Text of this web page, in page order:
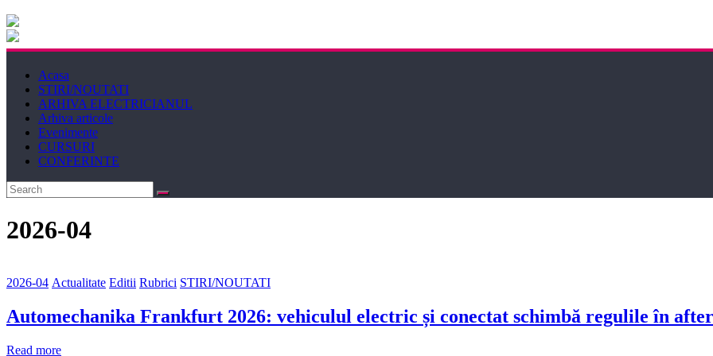
Electricianul
Revista
Electricianul
Acasa
STIRI/NOUTATI
ARHIVA ELECTRICIANUL
Arhiva articole
Evenimente
CURSURI
CONFERINTE
2026-04
2026-04 Actualitate Editii Rubrici STIRI/NOUTATI
Automechanika Frankfurt 2026: vehiculul electric și conectat schimbă regulile în
Read more